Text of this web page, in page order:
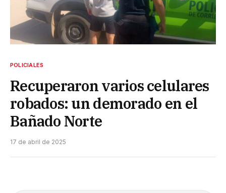
POLICIALES
Recuperaron varios celulares
robados: un demorado en el
Bañado Norte
17 de abril de 2025